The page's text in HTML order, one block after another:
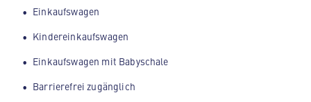
Einkaufswagen
Kindereinkaufswagen
Einkaufswagen mit Babyschale
Barrierefrei zugänglich